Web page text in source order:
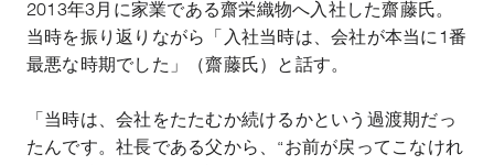
2013年3 月に家業である齋栄織物へ入社した齋藤氏。
当時を振り返りながら「入社当時は、会社が本当に 1 番
最悪な時期でした」（齋藤氏）と話す。
「当時は、会社をたたむか続けるかという過渡期だっ
たんです。社長である父から、 “ お前が戻ってこなけれ